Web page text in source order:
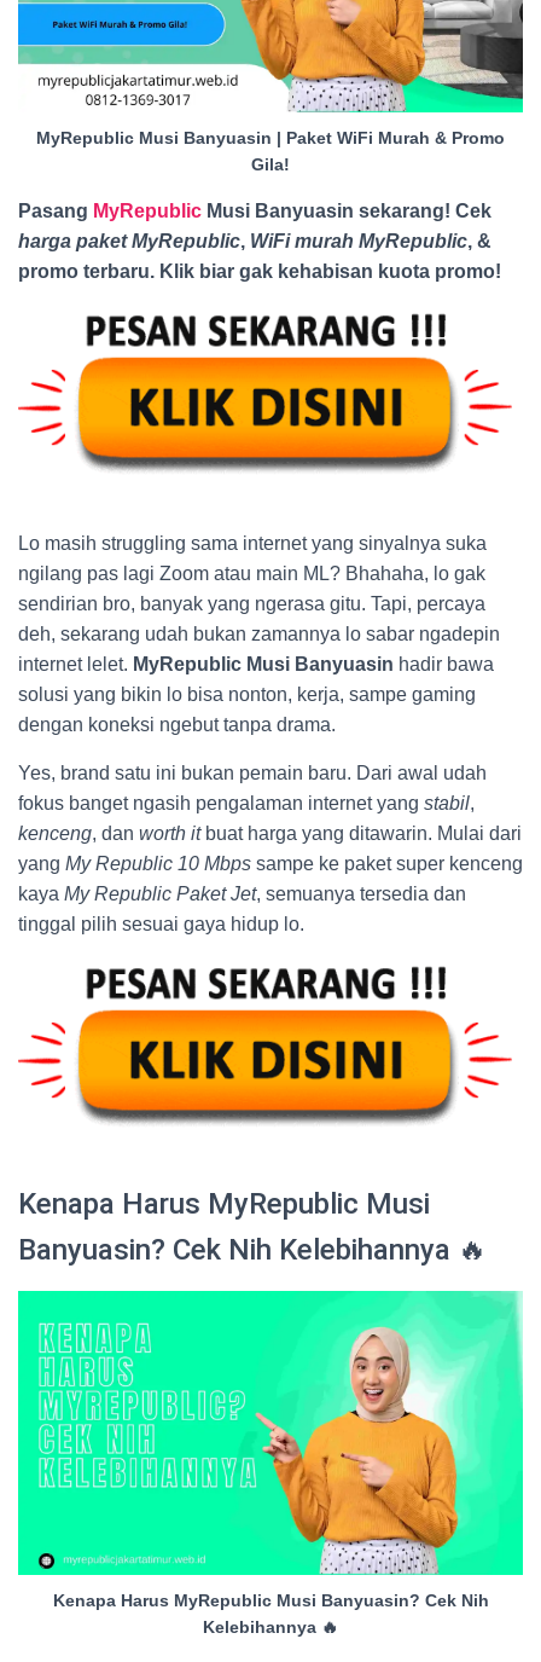
MyRepublic Musi Banyuasin | Paket WiFi Murah & Promo
Gila!
Pasang MyRepublic Musi Banyuasin sekarang! Cek
harga paket MyRepublic, WiFi murah MyRepublic, &
promo terbaru. Klik biar gak kehabisan kuota promo!
Lo masih struggling sama internet yang sinyalnya suka
ngilang pas lagi Zoom atau main ML? Bhahaha, lo gak
sendirian bro, banyak yang ngerasa gitu. Tapi, percaya
deh, sekarang udah bukan zamannya lo sabar ngadepin
internet lelet. MyRepublic Musi Banyuasin hadir bawa
solusi yang bikin lo bisa nonton, kerja, sampe gaming
dengan koneksi ngebut tanpa drama.
Yes, brand satu ini bukan pemain baru. Dari awal udah
fokus banget ngasih pengalaman internet yang stabil,
kenceng, dan worth itbuat harga yang ditawarin. Mulai dari
yang My Republic 10 Mbps sampe ke paket super kenceng
kaya My Republic Paket Jet, semuanya tersedia dan
tinggal pilih sesuai gaya hidup lo.
Kenapa Harus MyRepublic Musi
Banyuasin? Cek Nih Kelebihannya 🔥
Kenapa Harus MyRepublic Musi Banyuasin? Cek Nih
Kelebihannya 🔥